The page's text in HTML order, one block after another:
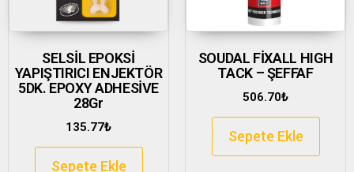
SELSİL EPOKSİ
YAPIŞTIRICI ENJEKTÖR
5DK. EPOXY ADHESİVE
28Gr
135.77₺
Sepete Ekle
SOUDAL FİXALL HIGH
TACK – ŞEFFAF
506.70₺
Sepete Ekle